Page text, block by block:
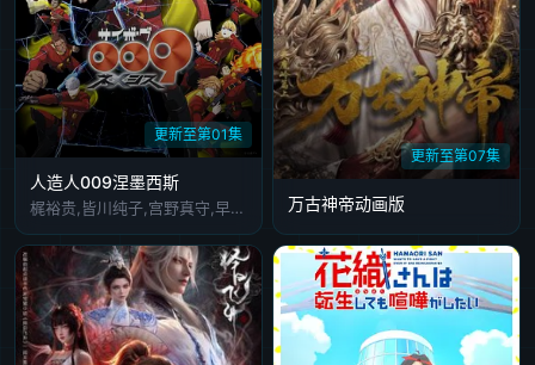
更新至第01集
人造人009涅墨西斯
梶裕贵,皆川纯子,宫野真守,早见沙织,杉田智和,安元洋贵,鹿糠光明,利根健太朗,林勇,山路和弘,中村悠一,日高里菜,细谷佳正,神谷浩史,井上喜久子,稻田彻,若山诗音,内田真礼,佐仓绫音,奈良彻,下野纮
更新至第07集
万古神帝动画版